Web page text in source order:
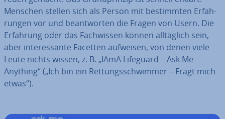
Menschen stellen sich als Person mit be­stimm­ten Er­fah­
run­gen vor und be­ant­wor­ten die Fragen von Usern. Die
Erfahrung oder das Fach­wis­sen können all­täg­lich sein,
aber in­ter­es­san­te Facetten aufweisen, von denen viele
Leute nichts wissen, z. B. „IAmA Lifeguard – Ask Me
Anything“ („Ich bin ein Ret­tungs­schwim­mer – Fragt mich
etwas“).